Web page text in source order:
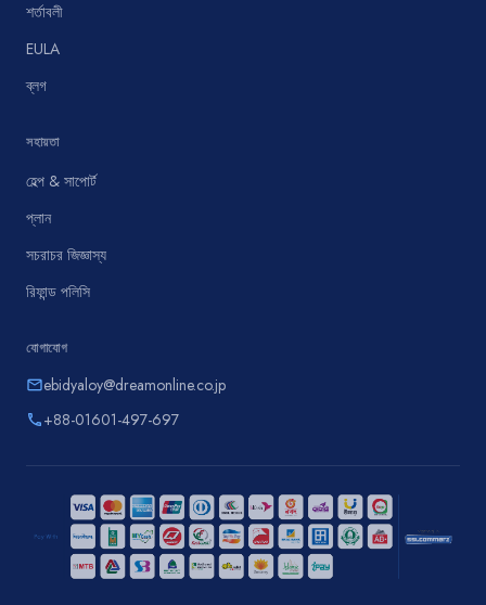
শর্তাবলী
EULA
ব্লগ
সহায়তা
হেল্প & সাপোর্ট
প্লান
সচরাচর জিজ্ঞাস্য
রিফান্ড পলিসি
যোগাযোগ
emailebidyaloy@dreamonline.co.jp
phone+88-01601-497-697